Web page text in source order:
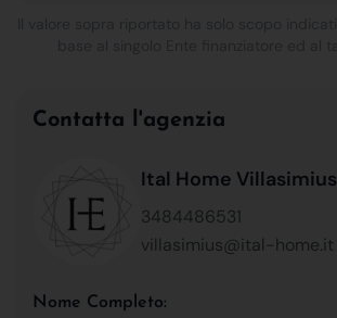
Contatta l'agenzia
Ital Home Villasimius
3484486531
villasimius@ital-home.it
Nome Completo: